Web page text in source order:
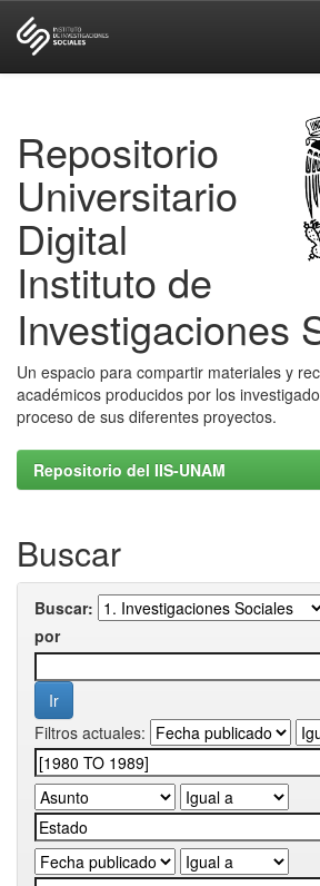
Repositorio
Universitario
Digital
Instituto de
Investigaciones
Un espacio para compartir materiales y
académicos producidos por los
proceso de sus diferentes proyectos.
Repositorio del IIS-UNAM
Buscar
Buscar:
por
Filtros actuales: